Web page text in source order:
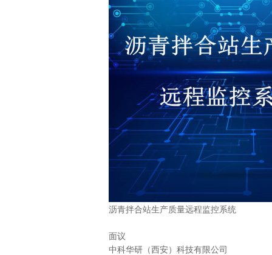
沥青拌合站生产质量远程监控系统
面议
中科华研（西安）科技有限公司